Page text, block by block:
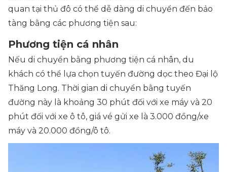
quan tại thủ đô có thể dễ dàng di chuyển đến bảo
tàng bằng các phương tiện sau:
Phương tiện cá nhân
Nếu di chuyển bằng phương tiện cá nhân, du
khách có thể lựa chọn tuyến đường dọc theo Đại lộ
Thăng Long. Thời gian di chuyển bằng tuyến
đường này là khoảng 30 phút đối với xe máy và 20
phút đối với xe ô tô, giá vé gửi xe là 3.000 đồng/xe
máy và 20.000 đồng/ô tô.